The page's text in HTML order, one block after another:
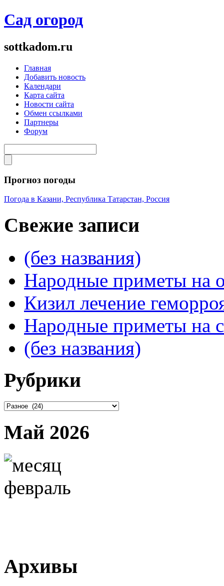
Сад огород
sottkadom.ru
Главная
Добавить новость
Календари
Карта сайта
Новости сайта
Обмен ссылками
Партнеры
Форум
Прогноз погоды
Погода в Казани, Республика Татарстан, Россия
Свежие записи
(без названия)
Народные приметы на
Кизил лечение
Народные приметы на
(без названия)
Рубрики
Рубрики
Май 2026
Архивы